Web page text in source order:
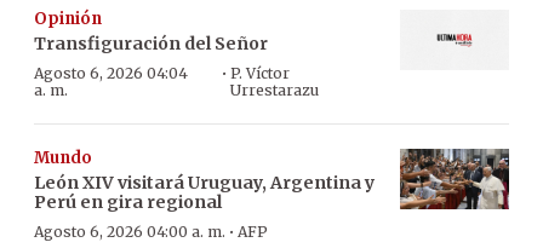
Opinión
Transfiguración del Señor
Agosto 6, 2026 04:04
a. m.
· P. Víctor
Urrestarazu
Mundo
León XIV visitará Uruguay, Argentina y
Perú en gira regional
Agosto 6, 2026 04:00 a. m. · AFP